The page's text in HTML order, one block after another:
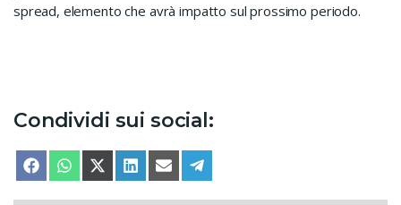
spread, elemento che avrà impatto sul prossimo periodo.
Condividi sui social:
SHARE ON
FACEBOOKSHARE ON
WHATSAPPSHARE ON
X (TWITTER)
SHARE ON
LINKEDINSHARE ON
EMAIL